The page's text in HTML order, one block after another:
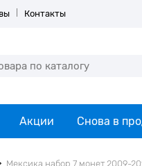
Контакты
Акции Снова в
Мексика набор 7 монет 2009-